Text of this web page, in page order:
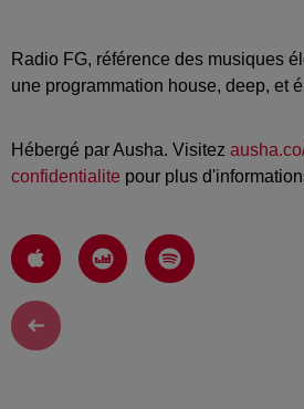
Radio FG, référence des musiques
une programmation house, deep, et
Hébergé par Ausha. Visitez
confidentialite pour plus